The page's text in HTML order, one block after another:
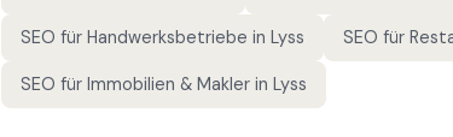
SEO für Handwerksbetriebe in Lyss SEO für
SEO für Immobilien & Makler in Lyss